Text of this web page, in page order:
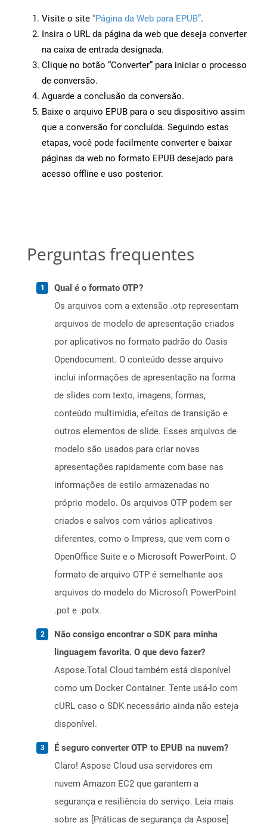
Visite o site “Página da Web para EPUB”.
Insira o URL da página da web que deseja converter
na caixa de entrada designada.
Clique no botão “Converter” para iniciar o processo
de conversão.
Aguarde a conclusão da conversão.
Baixe o arquivo EPUB para o seu dispositivo assim
que a conversão for concluída. Seguindo estas
etapas, você pode facilmente converter e baixar
páginas da web no formato EPUB desejado para
acesso offline e uso posterior.
Perguntas frequentes
Qual é o formato OTP?
Os arquivos com a extensão .otp representam
arquivos de modelo de apresentação criados
por aplicativos no formato padrão do Oasis
Opendocument. O conteúdo desse arquivo
inclui informações de apresentação na forma
de slides com texto, imagens, formas,
conteúdo multimídia, efeitos de transição e
outros elementos de slide. Esses arquivos de
modelo são usados ​​para criar novas
apresentações rapidamente com base nas
informações de estilo armazenadas no
próprio modelo. Os arquivos OTP podem ser
criados e salvos com vários aplicativos
diferentes, como o Impress, que vem com o
OpenOffice Suite e o Microsoft PowerPoint. O
formato de arquivo OTP é semelhante aos
arquivos do modelo do Microsoft PowerPoint
.pot e .potx.
Não consigo encontrar o SDK para minha
linguagem favorita. O que devo fazer?
Aspose.Total Cloud também está disponível
como um Docker Container. Tente usá-lo com
cURL caso o SDK necessário ainda não esteja
disponível.
É seguro converter OTP to EPUB na nuvem?
Claro! Aspose Cloud usa servidores em
nuvem Amazon EC2 que garantem a
segurança e resiliência do serviço. Leia mais
sobre as [Práticas de segurança da Aspose]